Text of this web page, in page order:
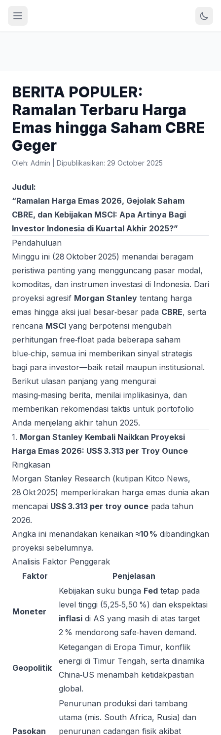
BERITA POPULER:
Ramalan Terbaru Harga
Emas hingga Saham CBRE
Geger
Oleh: Admin Dipublikasikan: 29 October 2025
Judul:
“Ramalan Harga Emas 2026, Gejolak Saham
CBRE, dan Kebijakan MSCI: Apa Artinya Bagi
Investor Indonesia di Kuartal Akhir 2025?”
Pendahuluan
Minggu ini (28 Oktober 2025) menandai beragam
peristiwa penting yang mengguncang pasar modal,
komoditas, dan instrumen investasi di Indonesia. Dari
proyeksi agresif Morgan Stanley tentang harga
emas hingga aksi jual besar‑besar pada CBRE, serta
rencana MSCI yang berpotensi mengubah
perhitungan free‑float pada beberapa saham
blue‑chip, semua ini memberikan sinyal strategis
bagi para investor—baik retail maupun institusional.
Berikut ulasan panjang yang mengurai
masing‑masing berita, menilai implikasinya, dan
memberikan rekomendasi taktis untuk portofolio
Anda menjelang akhir tahun 2025.
1. Morgan Stanley Kembali Naikkan Proyeksi
Harga Emas 2026: US$ 3.313 per Troy Ounce
Ringkasan
Morgan Stanley Research (kutipan Kitco News,
28 Okt 2025) memperkirakan harga emas dunia akan
mencapai US$ 3.313 per troy ounce pada tahun
2026.
Angka ini menandakan kenaikan ≈10 % dibandingkan
proyeksi sebelumnya.
Analisis Faktor Penggerak
Faktor
Penjelasan
Moneter
Kebijakan suku bunga Fed tetap pada
level tinggi (5,25‑5,50 %) dan ekspektasi
inflasi di AS yang masih di atas target
2 % mendorong safe‑haven demand.
Geopolitik
Ketegangan di Eropa Timur, konflik
energi di Timur Tengah, serta dinamika
China‑US menambah ketidakpastian
global.
Pasokan
Penurunan produksi dari tambang
utama (mis. South Africa, Rusia) dan
penurunan cadangan fisik akibat